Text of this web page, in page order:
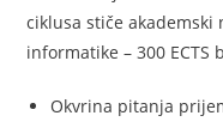
ciklusa stiče
informatike – 300 ECTS
Okvrina pitanja